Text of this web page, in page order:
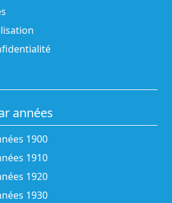
années
1900
1910
1920
1930